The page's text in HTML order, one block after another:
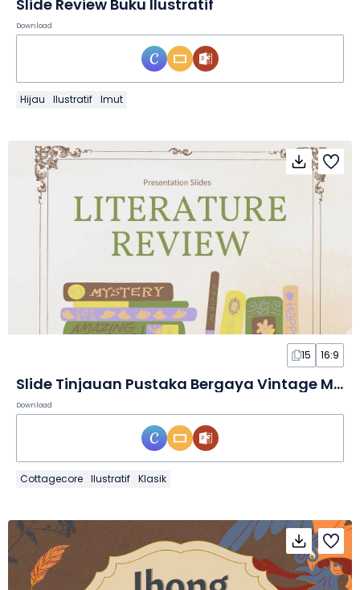
Slide Review Buku Ilustratif
Download
Hijau Ilustratif Imut
15 16:9
Slide Tinjauan Pustaka Bergaya Vintage Minimalis
Download
Cottagecore Ilustratif Klasik